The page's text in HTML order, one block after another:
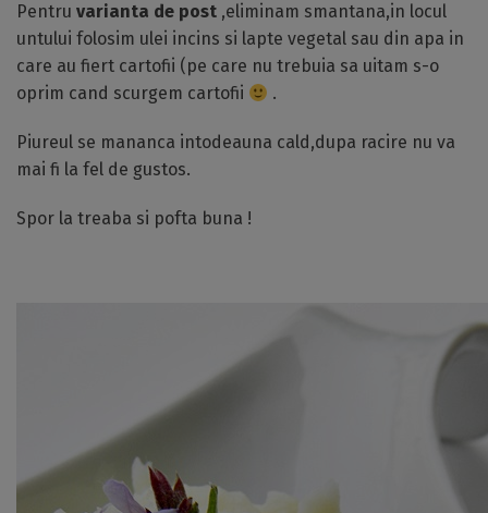
Pentru varianta de post ,eliminam smantana,in locul
untului folosim ulei incins si lapte vegetal sau din apa in
care au fiert cartofii (pe care nu trebuia sa uitam s-o
oprim cand scurgem cartofii
.
Piureul se mananca intodeauna cald,dupa racire nu va
mai fi la fel de gustos.
Spor la treaba si pofta buna !